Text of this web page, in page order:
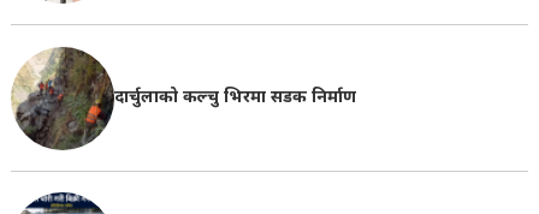
दार्चुलाको कल्चु भिरमा सडक निर्माण